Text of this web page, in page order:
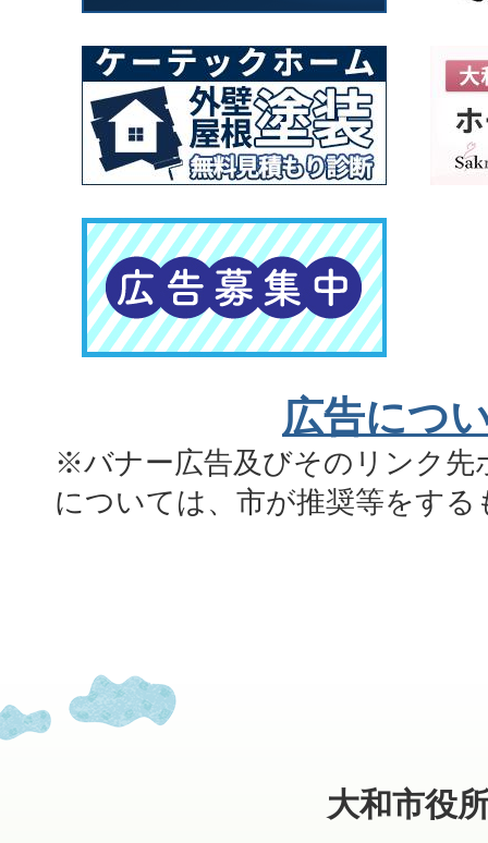
広告につ
※バナー広告及びそのリンク先
については、市が推奨等をす
大和市役